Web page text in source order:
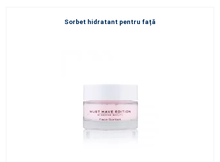
Sorbet hidratant pentru față